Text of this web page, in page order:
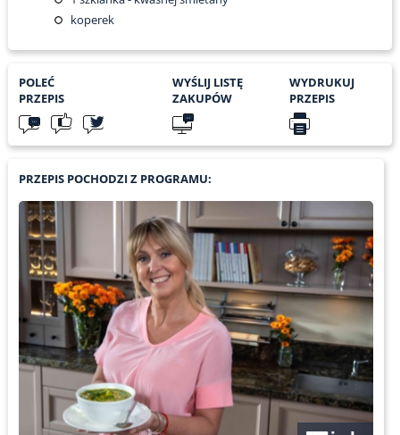
koperek
POLEĆ
PRZEPIS
WYŚLIJ LISTĘ
ZAKUPÓW
WYDRUKUJ
PRZEPIS
PRZEPIS POCHODZI Z PROGRAMU: